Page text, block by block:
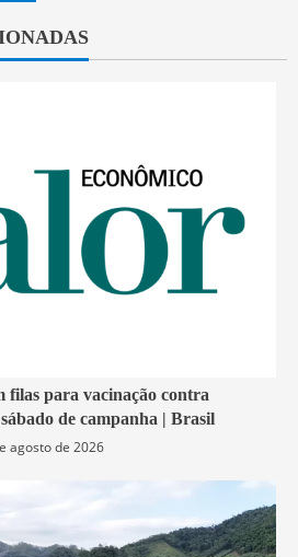
filas para vacinação contra
de campanha | Brasil
agosto de 2026